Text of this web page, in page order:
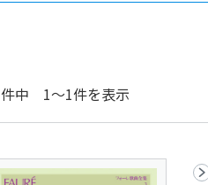
件中 1～1件を表示